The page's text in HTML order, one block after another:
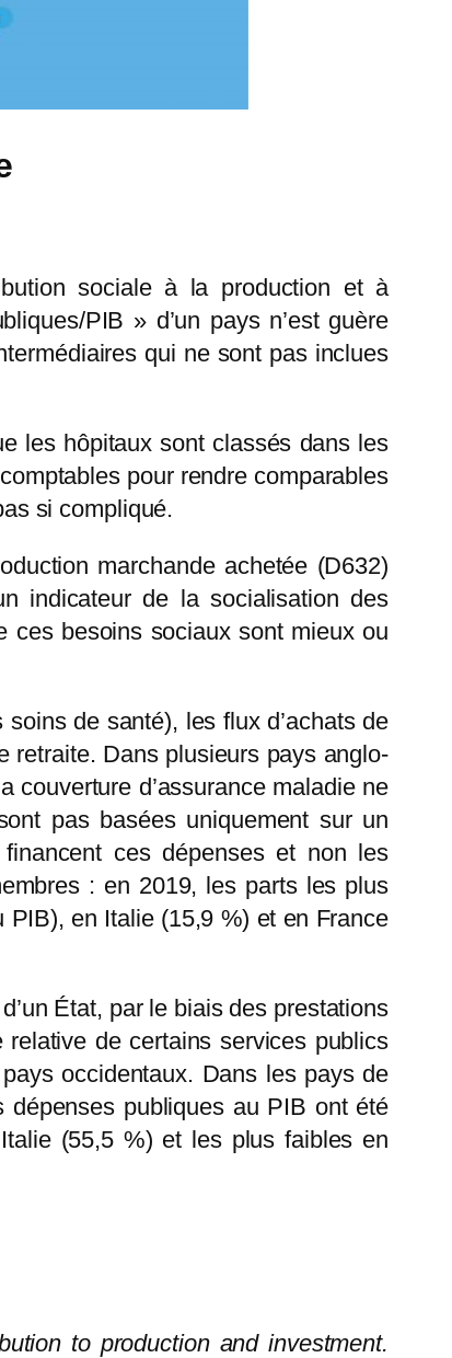
sociale à la production et à
PIB » d’un pays n’est guère
qui ne sont pas inclues
les hôpitaux sont classés dans les
pour rendre comparables
si compliqué.
marchande achetée (D632)
indicateur de la socialisation des
ces besoins sociaux sont mieux ou
de santé), les flux d’achats de
retraite. Dans plusieurs pays anglo-
d’assurance maladie ne
pas basées uniquement sur un
ces dépenses et non les
: en 2019, les parts les plus
en Italie (15,9 %) et en France
État, par le biais des prestations
de certains services publics
occidentaux. Dans les pays de
publiques au PIB ont été
(55,5 %) et les plus faibles en
to production and investment.